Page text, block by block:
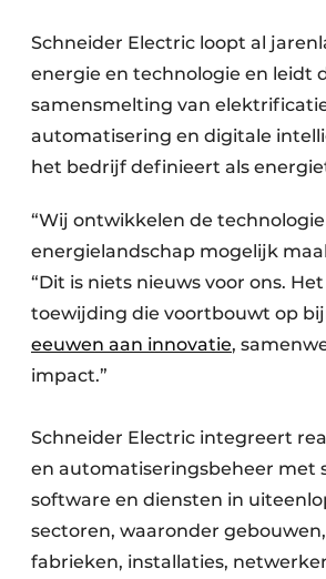
Schneider Electric loopt al
energie en technologie en leidt
samensmelting van
automatisering en digitale
het bedrijf definieert als
“Wij ontwikkelen de
energielandschap mogelijk
“Dit is niets nieuws voor ons. Het
toewijding die voortbouwt op
eeuwen aan innovatie,
impact.”
​Schneider Electric integreert
en automatiseringsbeheer met
software en diensten in
sectoren, waaronder
fabrieken, installaties,